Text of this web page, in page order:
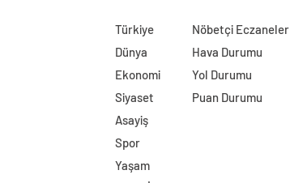
Türkiye
Dünya
Ekonomi
Siyaset
Asayiş
Spor
Yaşam
Nöbetçi Eczaneler
Hava Durumu
Yol Durumu
Puan Durumu